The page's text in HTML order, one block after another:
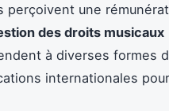
perçoivent une
des droits musicaux
à diverses formes
internationales